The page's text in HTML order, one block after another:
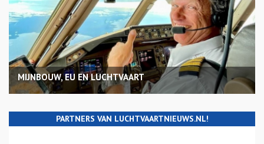
MIJNBOUW, EU EN LUCHTVAART
PARTNERS VAN LUCHTVAARTNIEUWS.NL!